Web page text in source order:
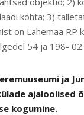
kohta; 3)
on Lahemaa RP
54 ja 198-
ja
ajaloolised
kogumine.